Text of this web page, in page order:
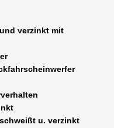
verzinkt mit
u. verzinkt